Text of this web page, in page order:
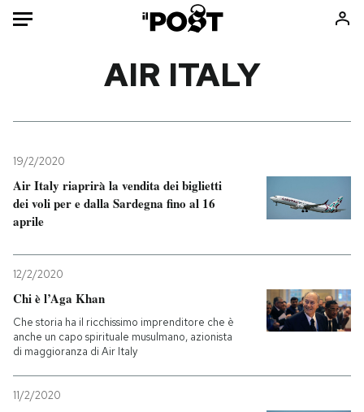
Mondo
Politica
Tecnologia
Scienza
Cultura
Economia
Sport
Consumismi
Storie/Idee
Media
Mondiali calcio 2026
PODCAST
AIR ITALY
19/2/2020
Air Italy riaprirà la vendita dei biglietti
dei voli per e dalla Sardegna fino al 16
aprile
12/2/2020
Chi è l’Aga Khan
Che storia ha il ricchissimo imprenditore che è
anche un capo spirituale musulmano, azionista
di maggioranza di Air Italy
11/2/2020